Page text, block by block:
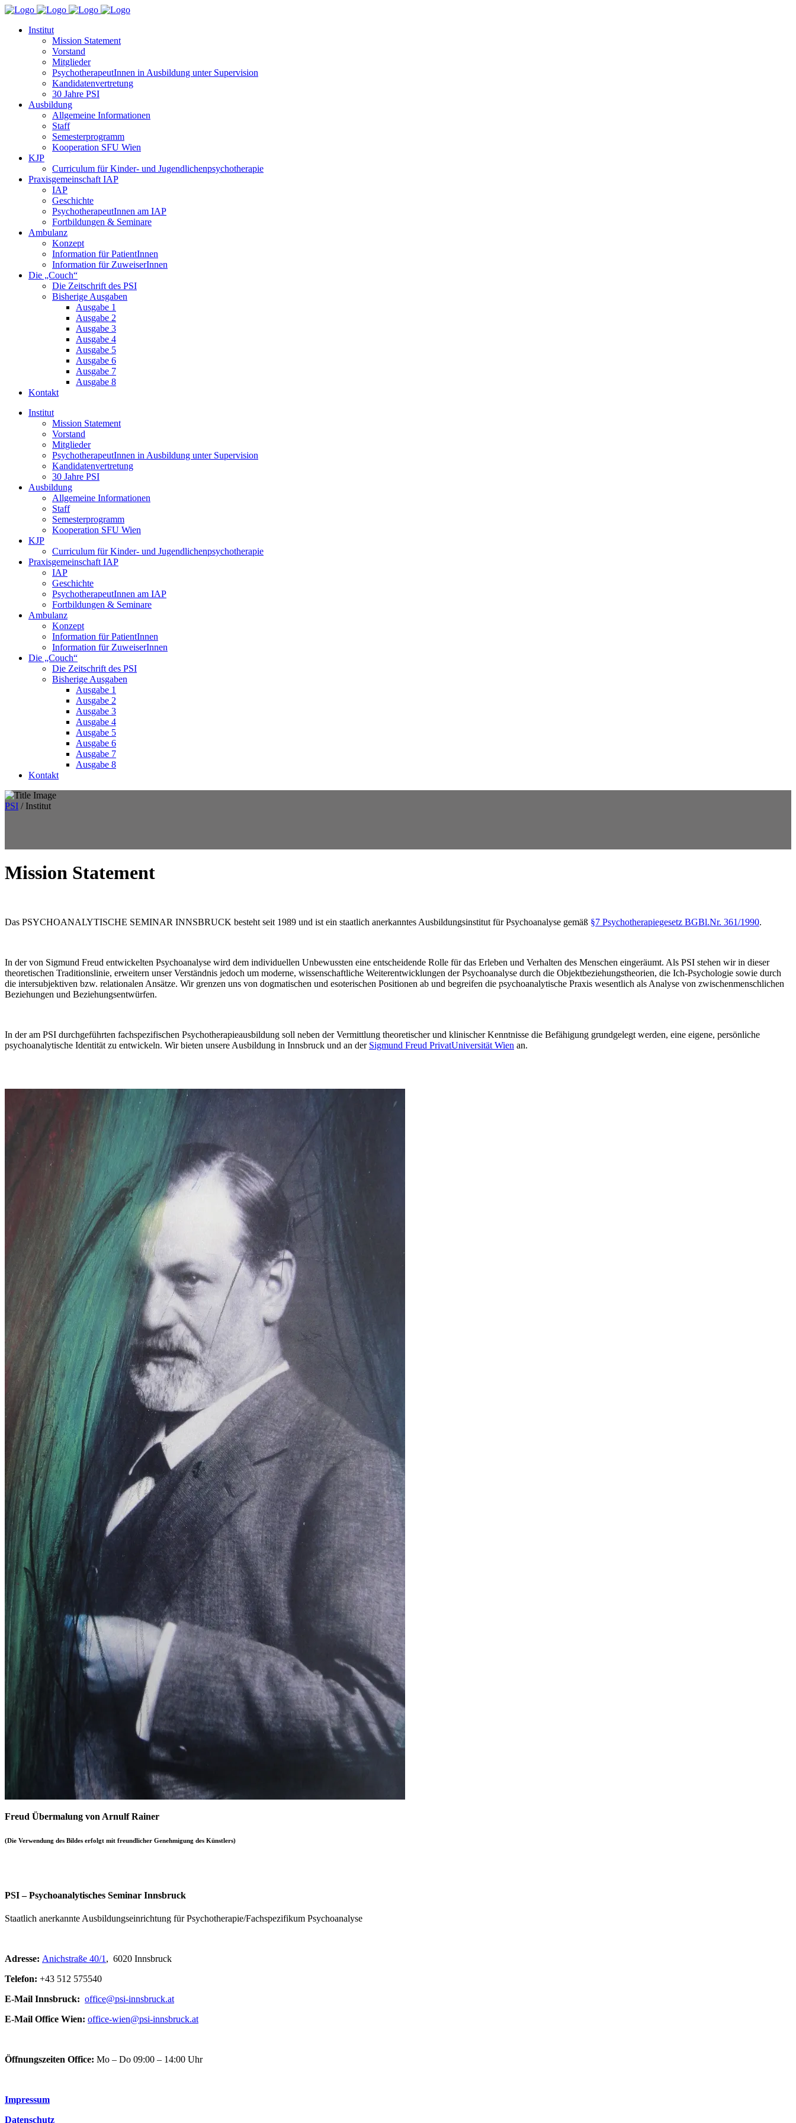
Institut
Mission Statement
Vorstand
Mitglieder
PsychotherapeutInnen in Ausbildung unter Supervision
Kandidatenvertretung
30 Jahre PSI
Ausbildung
Allgemeine Informationen
Staff
Semesterprogramm
Kooperation SFU Wien
KJP
Curriculum für Kinder- und Jugendlichenpsychotherapie
Praxisgemeinschaft IAP
IAP
Geschichte
PsychotherapeutInnen am IAP
Fortbildungen & Seminare
Ambulanz
Konzept
Information für PatientInnen
Information für ZuweiserInnen
Die „Couch“
Die Zeitschrift des PSI
Bisherige Ausgaben
Ausgabe 1
Ausgabe 2
Ausgabe 3
Ausgabe 4
Ausgabe 5
Ausgabe 6
Ausgabe 7
Ausgabe 8
Kontakt
Institut
Mission Statement
Vorstand
Mitglieder
PsychotherapeutInnen in Ausbildung unter Supervision
Kandidatenvertretung
30 Jahre PSI
Ausbildung
Allgemeine Informationen
Staff
Semesterprogramm
Kooperation SFU Wien
KJP
Curriculum für Kinder- und Jugendlichenpsychotherapie
Praxisgemeinschaft IAP
IAP
Geschichte
PsychotherapeutInnen am IAP
Fortbildungen & Seminare
Ambulanz
Konzept
Information für PatientInnen
Information für ZuweiserInnen
Die „Couch“
Die Zeitschrift des PSI
Bisherige Ausgaben
Ausgabe 1
Ausgabe 2
Ausgabe 3
Ausgabe 4
Ausgabe 5
Ausgabe 6
Ausgabe 7
Ausgabe 8
Kontakt
PSI / Institut
Mission Statement
Das PSYCHOANALYTISCHE SEMINAR INNSBRUCK besteht seit 1989 und ist ein staatlich anerkanntes Ausbildungsinstitut für Psychoanalyse gemäß §7 Psychotherapiegesetz BGBl.Nr. 361/1990.
In der von Sigmund Freud entwickelten Psychoanalyse wird dem individuellen Unbewussten eine entscheidende Rolle für das Erleben und Verhalten des Menschen eingeräumt. Als PSI stehen wir in dieser
theoretischen Traditionslinie, erweitern unser Verständnis jedoch um moderne, wissenschaftliche Weiterentwicklungen der Psychoanalyse durch die Objektbeziehungstheorien, die Ich-Psychologie sowie durch
die intersubjektiven bzw. relationalen Ansätze. Wir grenzen uns von dogmatischen und esoterischen Positionen ab und begreifen die psychoanalytische Praxis wesentlich als Analyse von zwischenmenschlichen
Beziehungen und Beziehungsentwürfen.
In der am PSI durchgeführten fachspezifischen Psychotherapieausbildung soll neben der Vermittlung theoretischer und klinischer Kenntnisse die Befähigung grundgelegt werden, eine eigene, persönliche
psychoanalytische Identität zu entwickeln. Wir bieten unsere Ausbildung in Innsbruck und an der Sigmund Freud PrivatUniversität Wien an.
Freud Übermalung von Arnulf Rainer
(Die Verwendung des Bildes erfolgt mit freundlicher Genehmigung des Künstlers)
PSI – Psychoanalytisches Seminar Innsbruck
Staatlich anerkannte Ausbildungseinrichtung für Psychotherapie/Fachspezifikum Psychoanalyse
Adresse: Anichstraße 40/1 , 6020 Innsbruck
Telefon: +43 512 575540
E-Mail Innsbruck: office@psi-innsbruck.at
E-Mail Office Wien: office-wien@psi-innsbruck.at
Öffnungszeiten Office: Mo – Do 09:00 – 14:00 Uhr
Impressum
Datenschutz